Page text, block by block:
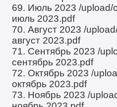
69. Июль 2023/
июль 2023.pdf
70. Август 2023/
август 2023.pdf
71. Сентябрь 2023/
сентябрь 2023.pdf
72. Октябрь 2023/
октябрь 2023.pdf
73. Ноябрь 2023/